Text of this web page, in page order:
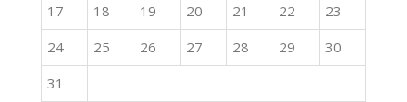
17
18 19 20 21 22
23
24
25 26 27 28 29
30
31